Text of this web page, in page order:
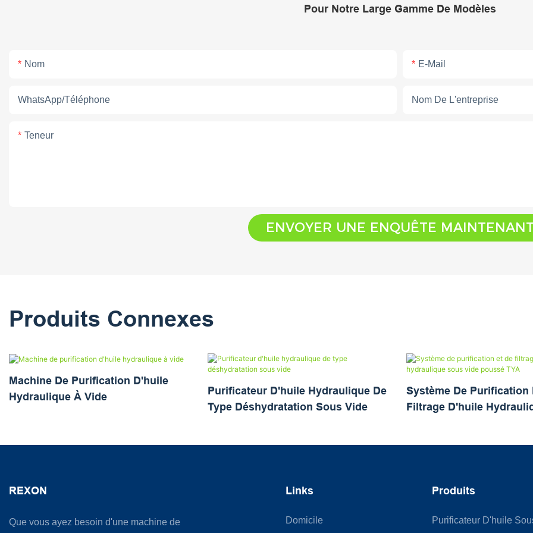
Pour Notre Large Gamme De Modèles
Nom E-Mail
WhatsApp/téléphone Nom De L'entreprise
Teneur
ENVOYER UNE ENQUÊTE
Produits Connexes
Machine De Purification D'huile
Hydraulique À Vide
Purificateur D'huile Hydraulique De
Type Déshydratation Sous Vide
Système De Purification
Filtrage D'huile
REXON
Que vous ayez besoin d'une machine de
Links
Domicile
Produits
Purificateur D'huile